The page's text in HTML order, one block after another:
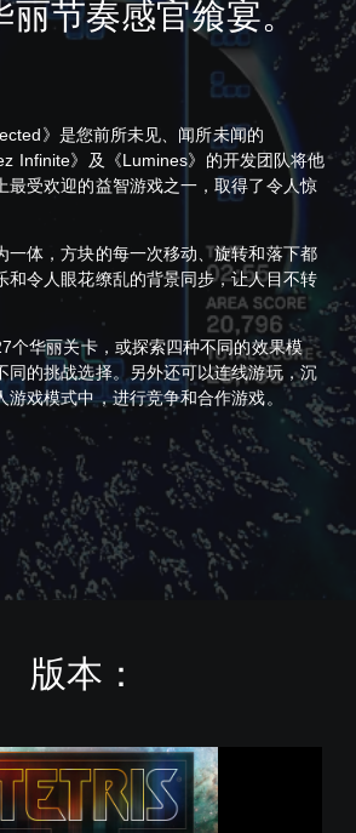
丽节奏感官飨宴。
》是您前所未见、闻所未闻的
Infinite》及《Lumines》的开发团队将他
最受欢迎的益智游戏之一，取得了令人惊
一体，方块的每一次移动、旋转和落下都
和令人眼花缭乱的背景同步，让人目不转
个华丽关卡，或探索四种不同的效果模
同的挑战选择。另外还可以连线游玩，沉
戏模式中，进行竞争和合作游戏。
版本：